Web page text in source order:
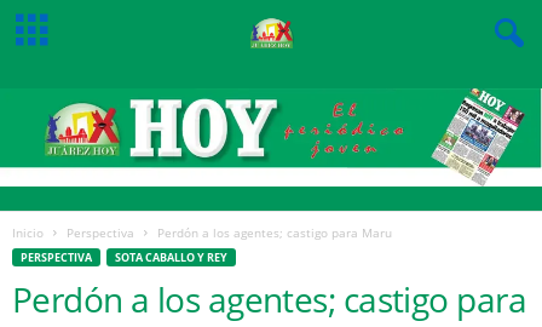
Inicio Perspectiva Perdón a los agentes; castigo para Maru
PERSPECTIVA SOTA CABALLO Y REY
Perdón a los agentes; castigo para